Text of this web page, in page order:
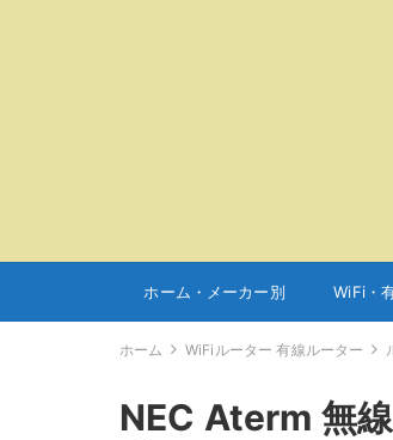
ホーム・メーカー別 WiFi・
ホーム WiFiルーター 有線ルーター
NEC Aterm 無